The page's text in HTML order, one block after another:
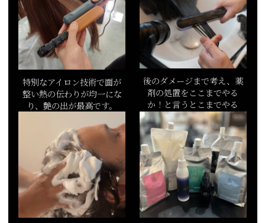
特別なアイロン技術で面が
整い熱の伝わりが均一にな
り、艶の出が最高です。
後のダメージまで考え、薬
剤の処置をここまでやる
か！と言うとこまでやる